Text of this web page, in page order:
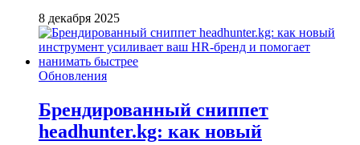
8 декабря 2025
Обновления
Брендированный сниппет
headhunter.kg: как новый